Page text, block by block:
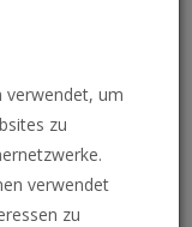
verwendet, um
zu
verwendet
zu